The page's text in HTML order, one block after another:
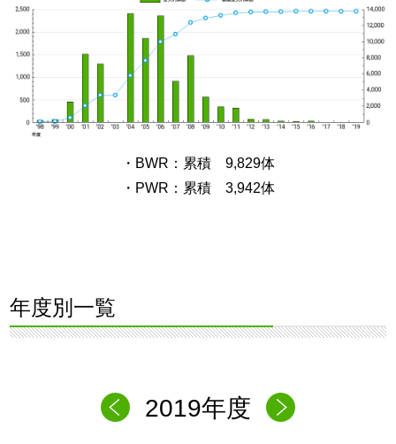
・BWR：累積 9,829体
・PWR：累積 3,942体
年度別一覧
2019年度